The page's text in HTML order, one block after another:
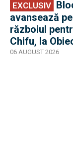
EXCLUSIV
avansează
războiul
Chifu, la
06 AUGUST 2026